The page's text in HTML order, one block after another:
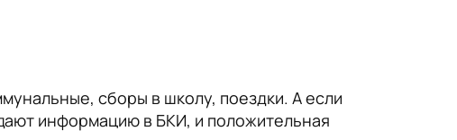
сборы в школу, поездки. А если
информацию в БКИ, и положительная